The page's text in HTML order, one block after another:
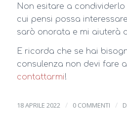
Non esitare a
cui pensi possa
sarò onorata e mi aiuterà
E ricorda che se hai
consulenza non devi fare
contattarmi!
18 APRILE 2022 / 0 COMMENTI /